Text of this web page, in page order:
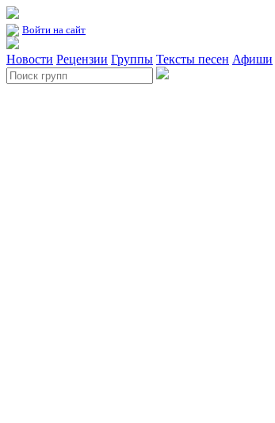
Войти на сайт
Новости Рецензии Группы Тексты песен Афиши